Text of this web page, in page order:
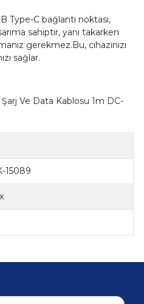
Type-C bağlantı noktası,
sahiptir, yani takarken
gerekmez.Bu, cihazınızı
sağlar.
Şarj Ve Data Kablosu 1m DC-
15089